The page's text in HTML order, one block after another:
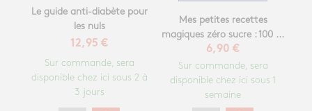
Le guide anti-diabète pour
les nuls
12,95 €
Sur commande, sera
disponible chez ici sous 2 à
3 jours
Mes petites recettes
magiques zéro sucre : 100 ...
6,90 €
Sur commande, sera
disponible chez ici sous 1
semaine